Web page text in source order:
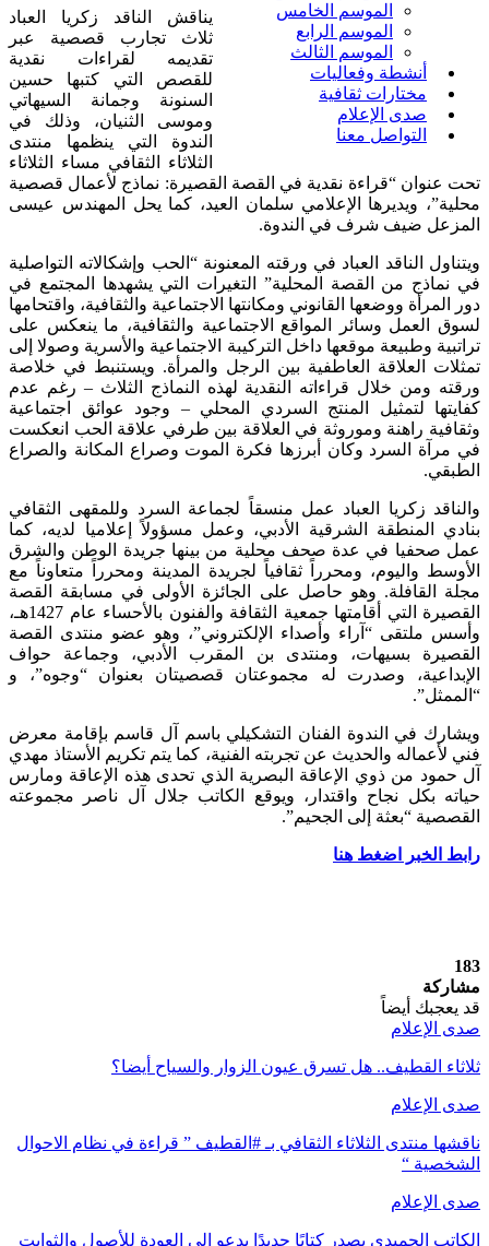
الموسم الخامس
الموسم الرابع
الموسم الثالث
أنشطة وفعاليات
مختارات ثقافية
صدى الإعلام
التواصل معنا
يناقش الناقد زكريا العباد
ثلاث تجارب قصصية عبر
تقديمه لقراءات نقدية
للقصص التي كتبها حسين
السنونة وجمانة السيهاتي
وموسى الثنيان، وذلك في
الندوة التي ينظمها منتدى
الثلاثاء الثقافي مساء الثلاثاء
تحت عنوان “قراءة نقدية في القصة القصيرة: نماذج لأعمال قصصية
محلية”، ويديرها الإعلامي سلمان العيد، كما يحل المهندس عيسى
المزعل ضيف شرف في الندوة.
ويتناول الناقد العباد في ورقته المعنونة “الحب وإشكالاته التواصلية
في نماذج من القصة المحلية” التغيرات التي يشهدها المجتمع في
دور المرأة ووضعها القانوني ومكانتها الاجتماعية والثقافية، واقتحامها
لسوق العمل وسائر المواقع الاجتماعية والثقافية، ما ينعكس على
تراتبية وطبيعة موقعها داخل التركيبة الاجتماعية والأسرية وصولا إلى
تمثلات العلاقة العاطفية بين الرجل والمرأة. ويستنبط في خلاصة
ورقته ومن خلال قراءاته النقدية لهذه النماذج الثلاث – رغم عدم
كفايتها لتمثيل المنتج السردي المحلي – وجود عوائق اجتماعية
وثقافية راهنة وموروثة في العلاقة بين طرفي علاقة الحب انعكست
في مرآة السرد وكان أبرزها فكرة الموت وصراع المكانة والصراع
الطبقي.
والناقد زكريا العباد عمل منسقاً لجماعة السرد وللمقهى الثقافي
بنادي المنطقة الشرقية الأدبي، وعمل مسؤولاً إعلاميا لديه، كما
عمل صحفيا في عدة صحف محلية من بينها جريدة الوطن والشرق
الأوسط واليوم، ومحرراً ثقافياً لجريدة المدينة ومحرراً متعاوناً مع
مجلة القافلة. وهو حاصل على الجائزة الأولى في مسابقة القصة
القصيرة التي أقامتها جمعية الثقافة والفنون بالأحساء عام 1427هـ،
وأسس ملتقى “آراء وأصداء الإلكتروني”، وهو عضو منتدى القصة
القصيرة بسيهات، ومنتدى بن المقرب الأدبي، وجماعة حواف
الإبداعية، وصدرت له مجموعتان قصصيتان بعنوان “وجوه”، و
“الممثل”.
ويشارك في الندوة الفنان التشكيلي باسم آل قاسم بإقامة معرض
فني لأعماله والحديث عن تجربته الفنية، كما يتم تكريم الأستاذ مهدي
آل حمود من ذوي الإعاقة البصرية الذي تحدى هذه الإعاقة ومارس
حياته بكل نجاح واقتدار، ويوقع الكاتب جلال آل ناصر مجموعته
القصصية “بعثة إلى الجحيم”.
رابط الخبر اضغط هنا
183
مشاركة
قد يعجبك أيضاً
صدى الإعلام
ثلاثاء القطيف.. هل تسرق عيون الزوار والسياح أيضا؟
صدى الإعلام
ناقشها منتدى الثلاثاء الثقافي بـ #القطيف ” قراءة في نظام الاحوال
الشخصية “
صدى الإعلام
الكاتب الحميدي يصدر كتابًا جديدًا يدعو إلى العودة للأصول والثوابت